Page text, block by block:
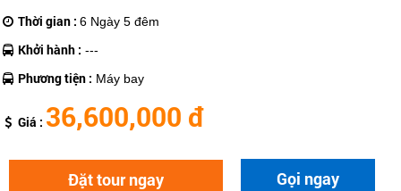
Thời gian : 6 Ngày 5 đêm
Khởi hành : ---
Phương tiện : Máy bay
Giá : 36,600,000 đ
Đặt tour ngay Gọi ngay